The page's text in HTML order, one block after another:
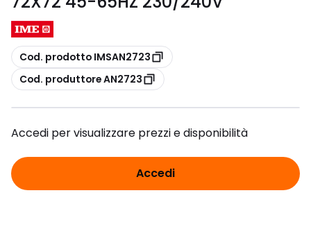
copia
Cod. prodotto IMSAN2723
copia
Cod. produttore AN2723
Accedi per visualizzare prezzi e disponibilità
Accedi